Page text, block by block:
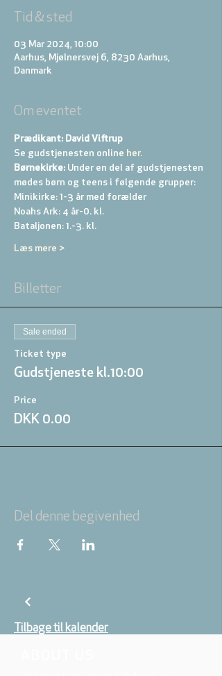
Tid & sted
03 Mar 2024, 10:00
Aarhus, Mjølnersvej 6, 8230 Aarhus,
Danmark
Om eventet
Prædikant: David Viftrup
Se gudstjenesten online her.
Børnekirke: Under en del af gudstjenesten
mødes børn og teens i følgende grupper:
Minikirke: 1-3 år med forælder
Noahs Ark: 4 år-0. kl.
Bataljonen: 1.-3. kl.
Læs mere >
Billetter
Sale ended
Ticket type
Gudstjeneste kl.10:00
Price
DKK 0.00
Del denne begivenhed
Tilbage til kalender